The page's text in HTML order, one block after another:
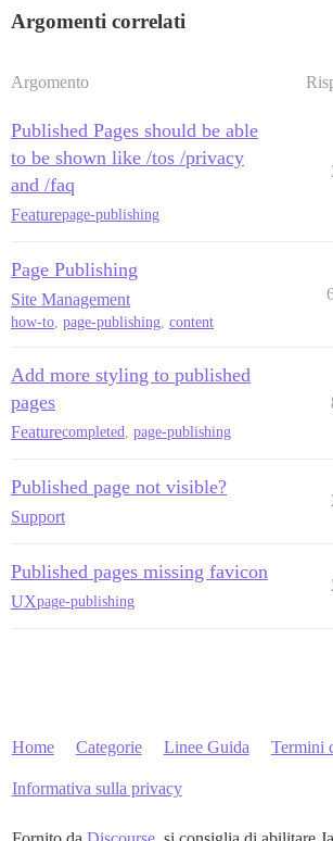
Argomenti correlati
Argomento
Published Pages should be able
to be shown like /tos /privacy
and /faq
Featurepage-publishing
Page Publishing
Site Management
how-to page-publishing content
Add more styling to published
pages
Featurecompleted, page-publishing
Published page not visible?
Support
Published pages missing favicon
UXpage-publishing
Home Categorie Linee Guida Termini
Informativa sulla privacy